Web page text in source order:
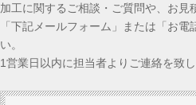
加工に関するご相談・ご質問や、お見
「下記メールフォーム」または「お電
い。
1営業日以内に担当者よりご連絡を致し